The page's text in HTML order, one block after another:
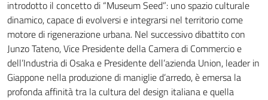
introdotto il concetto di “Museum Seed”: uno spazio culturale
dinamico, capace di evolversi e integrarsi nel territorio come
motore di rigenerazione urbana. Nel successivo dibattito con
Junzo Tateno, Vice Presidente della Camera di Commercio e
dell’Industria di Osaka e Presidente dell’azienda Union, leader in
Giappone nella produzione di maniglie d’arredo, è emersa la
profonda affinità tra la cultura del design italiana e quella